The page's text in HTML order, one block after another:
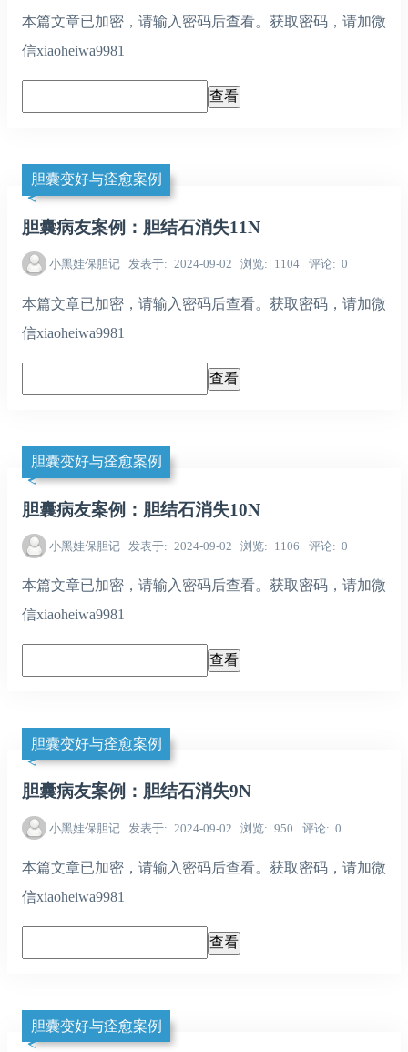
本篇文章已加密，请输入密码后查看。获取密码，请加微
信xiaoheiwa9981
胆囊变好与痊愈案例
胆囊病友案例：胆结石消失11N
小黑娃保胆记 发表于 2024-09-02 浏览 1104 评论 0
本篇文章已加密，请输入密码后查看。获取密码，请加微
信xiaoheiwa9981
胆囊变好与痊愈案例
胆囊病友案例：胆结石消失10N
小黑娃保胆记 发表于 2024-09-02 浏览 1106 评论 0
本篇文章已加密，请输入密码后查看。获取密码，请加微
信xiaoheiwa9981
胆囊变好与痊愈案例
胆囊病友案例：胆结石消失9N
小黑娃保胆记 发表于 2024-09-02 浏览 950 评论 0
本篇文章已加密，请输入密码后查看。获取密码，请加微
信xiaoheiwa9981
胆囊变好与痊愈案例